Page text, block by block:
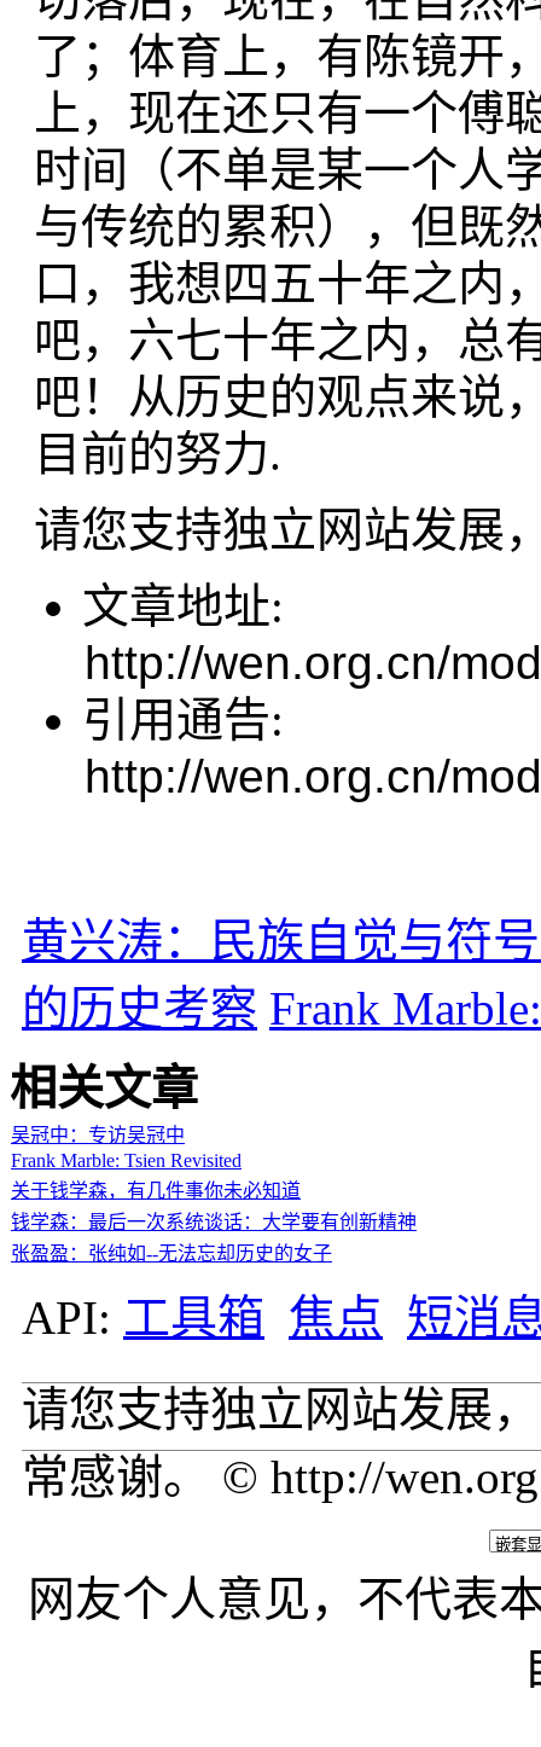
了；体育上，有陈镜开
上，现在还只有一个傅
时间（不单是某一个人
与传统的累积），但既
口，我想四五十年之内
吧，六七十年之内，总
吧！从历史的观点来说
目前的努力.
请您支持独立网站发展
文章地址:
http://wen.org.cn/
引用通告:
http://wen.org.cn/
黄兴涛：民族自觉与符
的历史考察 Frank
相关文章
吴冠中：专访吴冠中
Frank Marble: Tsien Revisited
关于钱学森，有几件事你未必知道
钱学森：最后一次系统谈话：大学要有创新精神
张盈盈：张纯如--无法忘却历史的女子
API: 工具箱 焦点 短消
请您支持独立网站发展
常感谢。 © http://
网友个人意见，不代表